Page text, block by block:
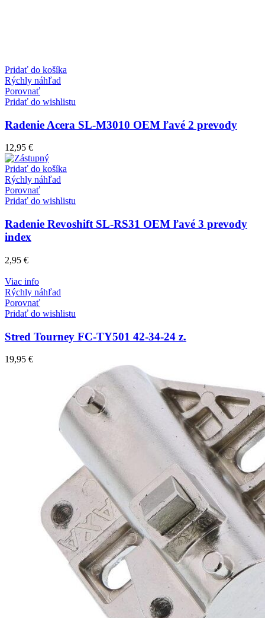
Pridať do košíka
Rýchly náhľad
Porovnať
Pridať do wishlistu
Radenie Acera SL-M3010 OEM ľavé 2 prevody
12,95 €
Pridať do košíka
Rýchly náhľad
Porovnať
Pridať do wishlistu
Radenie Revoshift SL-RS31 OEM ľavé 3 prevody
index
2,95 €
Viac info
Rýchly náhľad
Porovnať
Pridať do wishlistu
Stred Tourney FC-TY501 42-34-24 z.
19,95 €